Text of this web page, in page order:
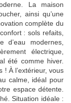
La maison
ainsi qu’une
complète du
: sols refaits,
modernes,
électrique,
été comme hiver.
! À l’extérieur, vous
calme, idéal pour
espace détente.
Situation idéale :